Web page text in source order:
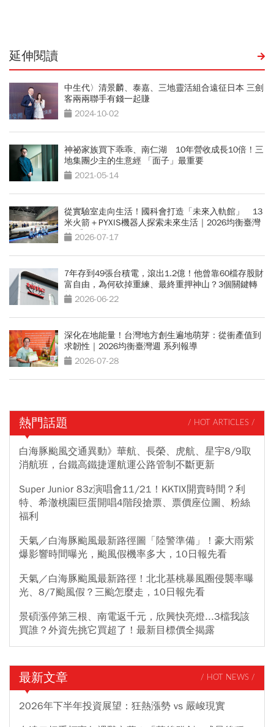
延伸閱讀
中生代〉清景麟、泰嘉、三地靈活組合遠征日本 三劍
客兩兩聯手有錢一起賺
2024-10-02
神祕家族買下乖乖、南仁湖 10年營收成長10倍！三
地集團少主的生意經 「面子」最重要
2021-05-14
從實驗室走向生活！國科會打造「未來入軌館」 13
米火箭＋PYXIS機器人探索未來生活｜2026均衡臺灣
週 系列報導
2026-07-17
7年存到49張台積電，滾出1.2億！他曾靠60檔存股財
富自由，為何砍掉重練、最終重押神山？3個關鍵轉
折 2026-06-22
深化在地能量！台灣地方創生遍地萌芽：從衝產值到
求韌性｜2026均衡臺灣週 系列報導
2026-07-28
熱門話題 / HOT ARTICLES /
白海豚颱風交通異動》華航、長榮、虎航、星宇8/9取
消航班，台鐵高鐵捷運航運公路管制不斷更新
Super Junior 83z演唱會11/21！KKTIX開賣時間？利
特、希澈桃園巨蛋開唱4階段搶票、票價座位圖、粉絲
福利
天氣／白海豚颱風最新路徑圖「陸警準備」！豪大雨紫
爆影響時間曝光，颱風假機率多大，10日報先看
天氣／白海豚颱風最新路徑！北北基桃暴風圈侵襲率曝
光、8/7颱風假？三颱怎麼走，10日報先看
景碩漲停第三根、南電返千元，欣興快亮燈...3檔我該
買誰？外資先挑它買超了！最新目標價全揭露
最新文章 / HOT NEWS /
2026年下半年投資展望：狂熱漲勢 vs 嚴峻現實